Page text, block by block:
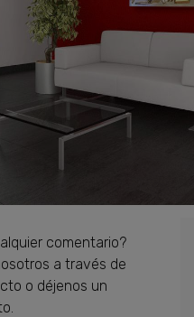
comentario?
a través de
o déjenos un
.